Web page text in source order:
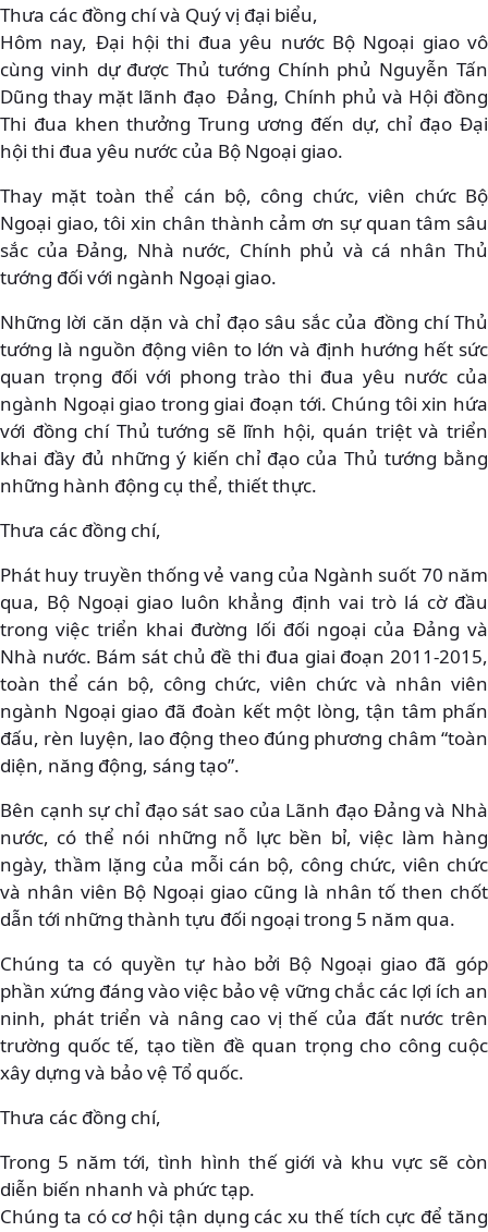
Thưa các đồng chí và Quý vị đại biểu,
Hôm nay, Đại hội thi đua yêu nước Bộ Ngoại giao vô
cùng vinh dự được Thủ tướng Chính phủ Nguyễn Tấn
Dũng thay mặt lãnh đạo Đảng, Chính phủ và Hội đồng
Thi đua khen thưởng Trung ương đến dự, chỉ đạo Đại
hội thi đua yêu nước của Bộ Ngoại giao.
Thay mặt toàn thể cán bộ, công chức, viên chức Bộ
Ngoại giao, tôi xin chân thành cảm ơn sự quan tâm sâu
sắc của Đảng, Nhà nước, Chính phủ và cá nhân Thủ
tướng đối với ngành Ngoại giao.
Những lời căn dặn và chỉ đạo sâu sắc của đồng chí Thủ
tướng là nguồn động viên to lớn và định hướng hết sức
quan trọng đối với phong trào thi đua yêu nước của
ngành Ngoại giao trong giai đoạn tới. Chúng tôi xin hứa
với đồng chí Thủ tướng sẽ lĩnh hội, quán triệt và triển
khai đầy đủ những ý kiến chỉ đạo của Thủ tướng bằng
những hành động cụ thể, thiết thực.
Thưa các đồng chí,
Phát huy truyền thống vẻ vang của Ngành suốt 70 năm
qua, Bộ Ngoại giao luôn khẳng định vai trò lá cờ đầu
trong việc triển khai đường lối đối ngoại của Đảng và
Nhà nước. Bám sát chủ đề thi đua giai đoạn 2011-2015,
toàn thể cán bộ, công chức, viên chức và nhân viên
ngành Ngoại giao đã đoàn kết một lòng, tận tâm phấn
đấu, rèn luyện, lao động theo đúng phương châm “toàn
diện, năng động, sáng tạo”.
Bên cạnh sự chỉ đạo sát sao của Lãnh đạo Đảng và Nhà
nước, có thể nói những nỗ lực bền bỉ, việc làm hàng
ngày, thầm lặng của mỗi cán bộ, công chức, viên chức
và nhân viên Bộ Ngoại giao cũng là nhân tố then chốt
dẫn tới những thành tựu đối ngoại trong 5 năm qua.
Chúng ta có quyền tự hào bởi Bộ Ngoại giao đã góp
phần xứng đáng vào việc bảo vệ vững chắc các lợi ích an
ninh, phát triển và nâng cao vị thế của đất nước trên
trường quốc tế, tạo tiền đề quan trọng cho công cuộc
xây dựng và bảo vệ Tổ quốc.
Thưa các đồng chí,
Trong 5 năm tới, tình hình thế giới và khu vực sẽ còn
diễn biến nhanh và phức tạp.
Chúng ta có cơ hội tận dụng các xu thế tích cực để tăng